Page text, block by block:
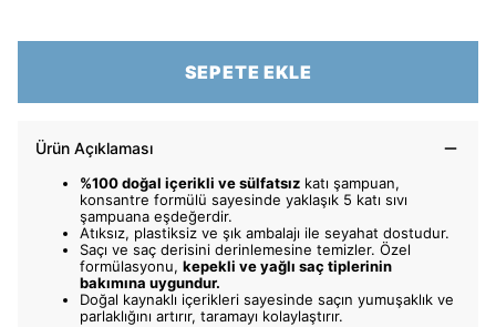
SEPETE EKLE
Ürün Açıklaması
%100 doğal içerikli ve sülfatsız katı şampuan,
konsantre formülü sayesinde yaklaşık 5 katı sıvı
şampuana eşdeğerdir.
Atıksız, plastiksiz ve şık ambalajı ile seyahat dostudur.
Saçı ve saç derisini derinlemesine temizler. Özel
formülasyonu, kepekli ve yağlı saç tiplerinin
bakımına uygundur.
Doğal kaynaklı içerikleri sayesinde saçın yumuşaklık ve
parlaklığını artırır, taramayı kolaylaştırır.